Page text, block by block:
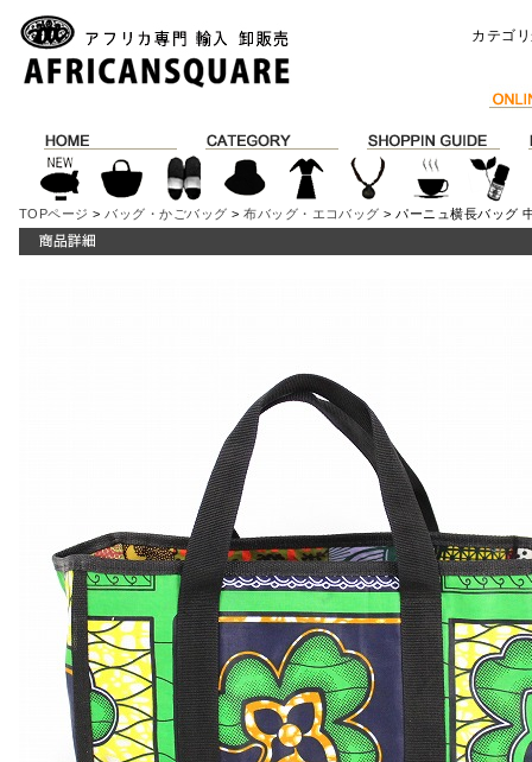
カテゴ
TOPページ > バッグ・かごバッグ >布バッグ・エコバッグ > パーニュ横長バッグ